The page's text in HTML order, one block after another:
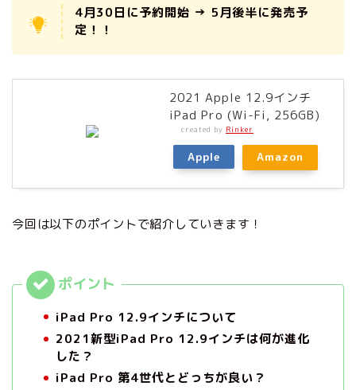
4月30日に予約開始 → 5月後半に発売予
定！！
2021 Apple 12.9インチ
iPad Pro (Wi-Fi, 256GB)
created by Rinker
Apple Amazon
今回は以下のポイントで紹介していきます！
iPad Pro 12.9インチについて
2021新型iPad Pro 12.9インチは何が進化
した？
iPad Pro 第4世代とどっちが良い？